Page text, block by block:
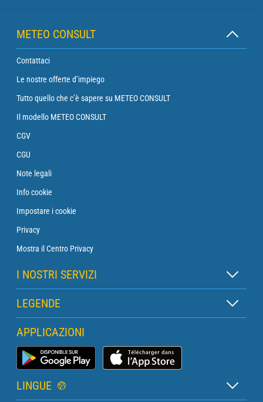
METEO CONSULT
Contattaci
Le nostre offerte d’impiego
Tutto quello che c’è sapere su METEO CONSULT
Il modello METEO CONSULT
CGV
CGU
Note legali
Info cookie
Impostare i cookie
Privacy
Mostra il Centro Privacy
I NOSTRI SERVIZI
Abbonamento Zen
Abbonamento Boa
Abbonamento Traversata
Abbonamento Faro
LEGENDE
Legenda delle mappe
Legenda dei pittogrammi
Glossario
APPLICAZIONI
App Meteo Marina
LINGUE